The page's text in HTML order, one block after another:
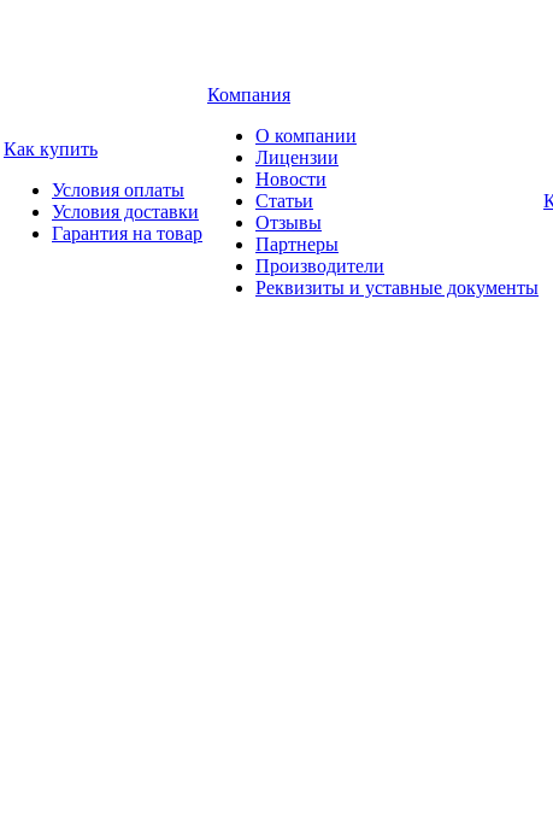
Как купить
Условия оплаты
Условия доставки
Гарантия на товар
Компания
О компании
Лицензии
Новости
Статьи
Отзывы
Партнеры
Производители
Реквизиты и уставные документы